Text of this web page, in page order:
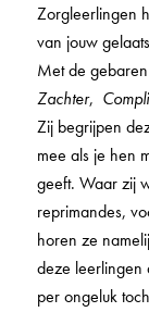
Zorgleerlingen
van jouw
Met de
Zachter,
Zij begrijpen
mee als je hen
geeft. Waar zij
reprimandes,
horen ze
deze leerlingen
per ongeluk